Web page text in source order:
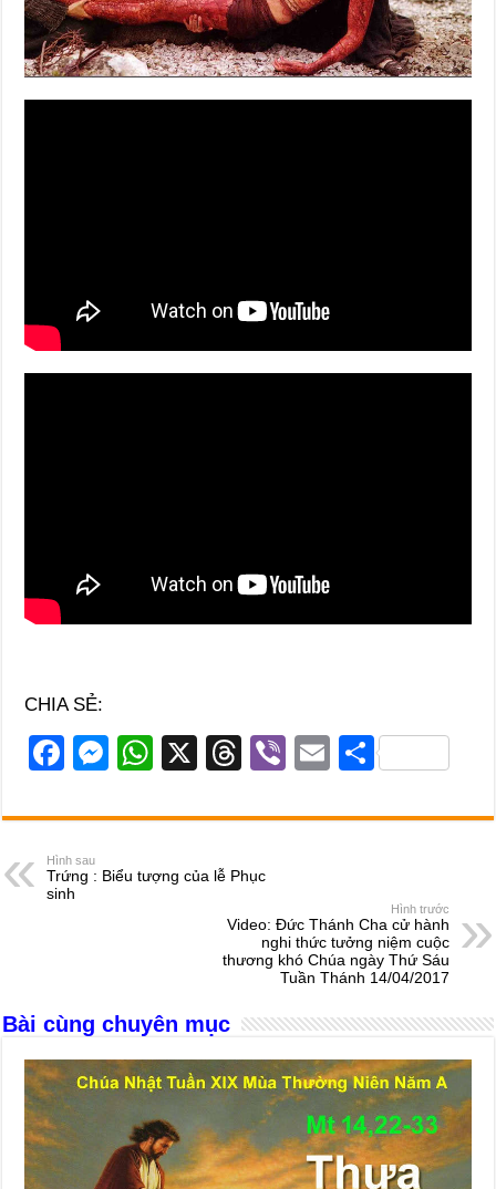
CHIA SẺ:
F
c
e
b
M
ss
e
n
W
at
A
X
T
e
a
d
s
Vi
er
E
ail
S
ar
Hình sau
Trứng : Biểu tượng của lễ Phục
sinh
Hình trước
Video: Đức Thánh Cha cử hành
nghi thức tưởng niệm cuộc
thương khó Chúa ngày Thứ Sáu
Tuần Thánh 14/04/2017
Bài cùng chuyên mục